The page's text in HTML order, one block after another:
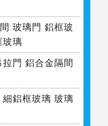
玻璃門 鋁框玻
玻璃
門 鋁合金隔間
鋁框玻璃 玻璃